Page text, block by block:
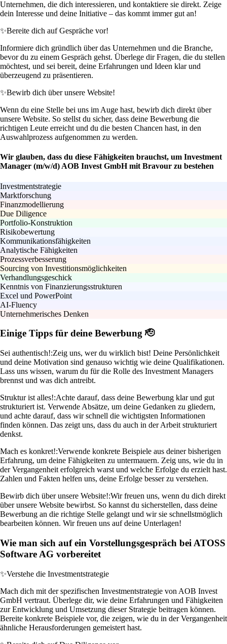
Unternehmen, die dich interessieren, und kontaktiere sie direkt. Zeige
dein Interesse und deine Initiative – das kommt immer gut an!
✨Bereite dich auf Gespräche vor!
Informiere dich gründlich über das Unternehmen und die Branche,
bevor du zu einem Gespräch gehst. Überlege dir Fragen, die du stellen
möchtest, und sei bereit, deine Erfahrungen und Ideen klar und
überzeugend zu präsentieren.
✨Bewirb dich über unsere Website!
Wenn du eine Stelle bei uns im Auge hast, bewirb dich direkt über
unsere Website. So stellst du sicher, dass deine Bewerbung die
richtigen Leute erreicht und du die besten Chancen hast, in den
Auswahlprozess aufgenommen zu werden.
Wir glauben, dass du diese Fähigkeiten brauchst, um Investment
Manager (m/w/d) AOB Invest GmbH mit Bravour zu bestehen
Investmentstrategie
Marktforschung
Finanzmodellierung
Due Diligence
Portfolio-Konstruktion
Risikobewertung
Kommunikationsfähigkeiten
Analytische Fähigkeiten
Prozessverbesserung
Sourcing von Investitionsmöglichkeiten
Verhandlungsgeschick
Kenntnis von Finanzierungsstrukturen
Excel und PowerPoint
AI-Fluency
Unternehmerisches Denken
Einige Tipps für deine Bewerbung 🫡
Sei authentisch!:Zeig uns, wer du wirklich bist! Deine Persönlichkeit
und deine Motivation sind genauso wichtig wie deine Qualifikationen.
Lass uns wissen, warum du für die Rolle des Investment Managers
brennst und was dich antreibt.
Struktur ist alles!:Achte darauf, dass deine Bewerbung klar und gut
strukturiert ist. Verwende Absätze, um deine Gedanken zu gliedern,
und achte darauf, dass wir schnell die wichtigsten Informationen
finden können. Das zeigt uns, dass du auch in der Arbeit strukturiert
denkst.
Mach es konkret!:Verwende konkrete Beispiele aus deiner bisherigen
Erfahrung, um deine Fähigkeiten zu untermauern. Zeig uns, wie du in
der Vergangenheit erfolgreich warst und welche Erfolge du erzielt hast.
Zahlen und Fakten helfen uns, deine Erfolge besser zu verstehen.
Bewirb dich über unsere Website!:Wir freuen uns, wenn du dich direkt
über unsere Website bewirbst. So kannst du sicherstellen, dass deine
Bewerbung an die richtige Stelle gelangt und wir sie schnellstmöglich
bearbeiten können. Wir freuen uns auf deine Unterlagen!
Wie man sich auf ein Vorstellungsgespräch bei ATOSS
Software AG vorbereitet
✨Verstehe die Investmentstrategie
Mach dich mit der spezifischen Investmentstrategie von AOB Invest
GmbH vertraut. Überlege dir, wie deine Erfahrungen und Fähigkeiten
zur Entwicklung und Umsetzung dieser Strategie beitragen können.
Bereite konkrete Beispiele vor, die zeigen, wie du in der Vergangenheit
ähnliche Herausforderungen gemeistert hast.